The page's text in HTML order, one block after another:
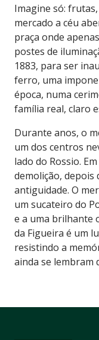
Imagine só:
mercado a céu
praça onde
postes de
1883, para ser
ferro, uma
época, numa
família real, claro
Durante anos, o
um dos centros
lado do Rossio.
demolição, depois
antiguidade. O
um sucateiro do
e a uma brilhante
da Figueira é um
resistindo a
ainda se lembram